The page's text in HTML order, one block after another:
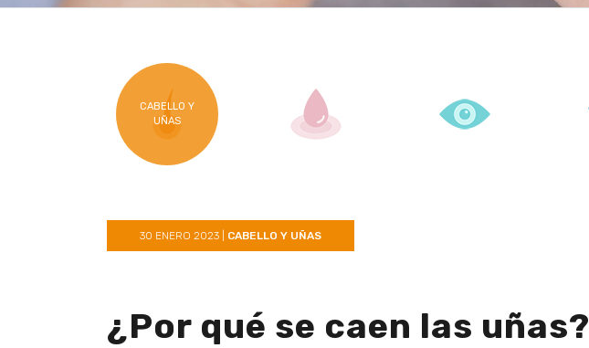
CABELLO Y
UÑAS
30 ENERO 2023 CABELLO Y UÑAS
¿Por qué se caen las uñas?